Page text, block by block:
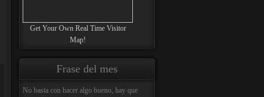
Get Your Own Real Time Visitor
Map!
Frase del mes
No basta con hacer algo bueno, hay que